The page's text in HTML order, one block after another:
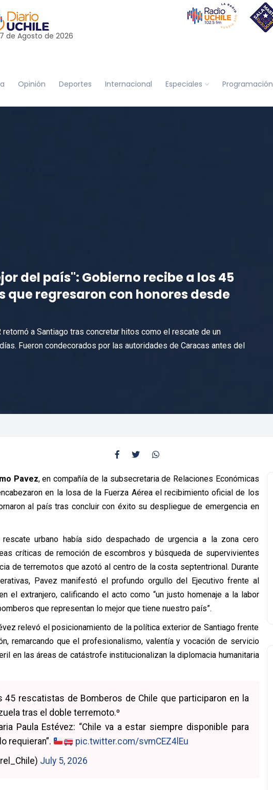
de Agosto de 2026
Opinión Deportes Internacional Especiales Programación
del país": Gobierno recibe a los 45
que regresaron con honores desde
a Santiago tras concretar hitos como el rescate de un
Fueron condecorados por las autoridades de Caracas antes del
Pavez, en compañía de la subsecretaria de Relaciones Económicas
en la losa de la Fuerza Aérea el recibimiento oficial de los
al país tras concluir con éxito su despliegue de emergencia en
urbano había sido despachado de urgencia a la zona cero
críticas de remoción de escombros y búsqueda de supervivientes
de terremotos que azotó al centro de la costa septentrional. Durante
Pavez manifestó el profundo orgullo del Ejecutivo frente al
el extranjero, calificando el acto como “un justo homenaje a la labor
que representan lo mejor que tiene nuestro país”.
relevó el posicionamiento de la política exterior de Santiago frente
remarcando que el profesionalismo, valentía y vocación de servicio
en las áreas de catástrofe institucionalizan la diplomacia humanitaria
45 rescatistas de Bomberos de Chile que participaron en la
tras el doble terremoto.⁰
Paula Estévez: “Chile va a estar siempre disponible para
requieran”.
pic.twitter.com/svmCEZ4lEu
July 5, 2026